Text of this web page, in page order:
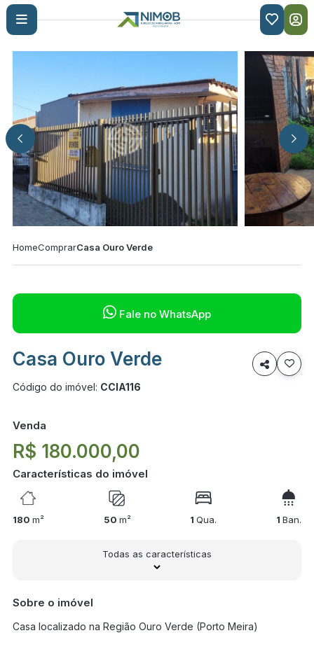

HomeComprarCasa Ouro Verde
 Fale no WhatsApp
Casa Ouro Verde 
Código do imóvel: CCIA116
Venda
R$ 180.000,00
Características do imóvel
180 m² 50 m² 1Qua. 1Ban.
Todas as características
Sobre o imóvel
Casa localizado na Região Ouro Verde (Porto Meira)